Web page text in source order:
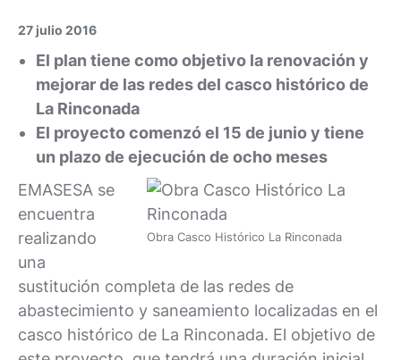
27 julio 2016
El plan tiene como objetivo la renovación y
mejorar de las redes del casco histórico de
La Rinconada
El proyecto comenzó el 15 de junio y tiene
un plazo de ejecución de ocho meses
Obra Casco Histórico La Rinconada
EMASESA se
encuentra
realizando
una
sustitución completa de las redes de
abastecimiento y saneamiento localizadas en el
casco histórico de La Rinconada. El objetivo de